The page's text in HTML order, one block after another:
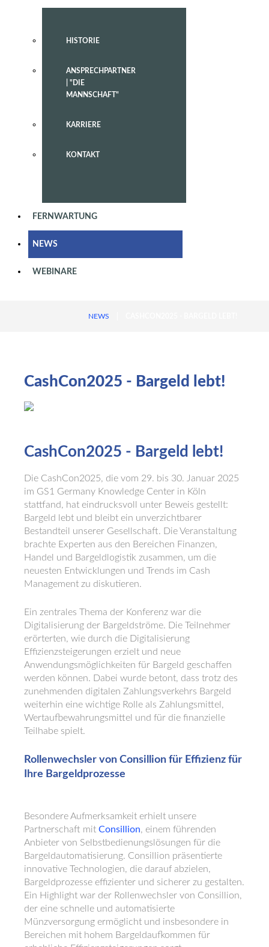
HISTORIE
ANSPRECHPARTNER
| "DIE
MANNSCHAFT"
KARRIERE
KONTAKT
FERNWARTUNG
NEWS
WEBINARE
NEWS
CashCon2025 - Bargeld lebt!
CashCon2025 - Bargeld lebt!
Die CashCon2025, die vom 29. bis 30. Januar 2025
im GS1 Germany Knowledge Center in Köln
stattfand, hat eindrucksvoll unter Beweis gestellt:
Bargeld lebt und bleibt ein unverzichtbarer
Bestandteil unserer Gesellschaft. Die Veranstaltung
brachte Experten aus den Bereichen Finanzen,
Handel und Bargeldlogistik zusammen, um die
neuesten Entwicklungen und Trends im Cash
Management zu diskutieren.
Ein zentrales Thema der Konferenz war die
Digitalisierung der Bargeldströme. Die Teilnehmer
erörterten, wie durch die Digitalisierung
Effizienzsteigerungen erzielt und neue
Anwendungsmöglichkeiten für Bargeld geschaffen
werden können. Dabei wurde betont, dass trotz des
zunehmenden digitalen Zahlungsverkehrs Bargeld
weiterhin eine wichtige Rolle als Zahlungsmittel,
Wertaufbewahrungsmittel und für die finanzielle
Teilhabe spielt.
Rollenwechsler von Consillion für Effizienz für
Ihre Bargeldprozesse
Besondere Aufmerksamkeit erhielt unsere
Partnerschaft mit Consillion, einem führenden
Anbieter von Selbstbedienungslösungen für die
Bargeldautomatisierung. Consillion präsentierte
innovative Technologien, die darauf abzielen,
Bargeldprozesse effizienter und sicherer zu gestalten.
Ein Highlight war der Rollenwechsler von Consillion,
der eine schnelle und automatisierte
Münzversorgung ermöglicht und insbesondere in
Bereichen mit hohem Bargeldaufkommen für